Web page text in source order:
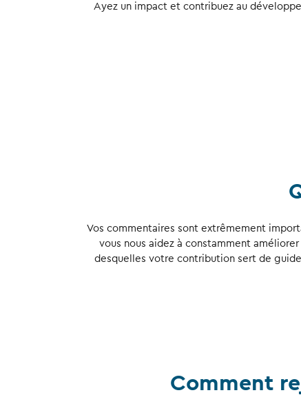
Ayez un impact et contribuez au
Vos commentaires sont extrêmement
vous nous aidez à constamment
desquelles votre contribution sert de
Comment